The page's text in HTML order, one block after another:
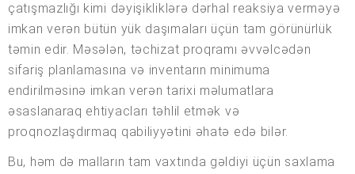
çatışmazlığı kimi dəyişikliklərə dərhal reaksiya verməyə
imkan verən bütün yük daşımaları üçün tam görünürlük
təmin edir. Məsələn, təchizat proqramı əvvəlcədən
sifariş planlamasına və inventarın minimuma
endirilməsinə imkan verən tarixi məlumatlara
əsaslanaraq ehtiyacları təhlil etmək və
proqnozlaşdırmaq qabiliyyətini əhatə edə bilər.
Bu, həm də malların tam vaxtında gəldiyi üçün saxlama